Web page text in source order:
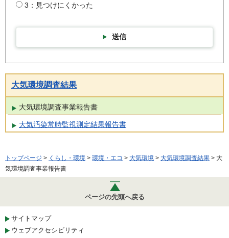
3：見つけにくかった
送信
大気環境調査結果
大気環境調査事業報告書
大気汚染常時監視測定結果報告書
トップページ > くらし・環境 > 環境・エコ > 大気環境 > 大気環境調査結果 > 大
気環境調査事業報告書
ページの先頭へ戻る
サイトマップ
ウェブアクセシビリティ